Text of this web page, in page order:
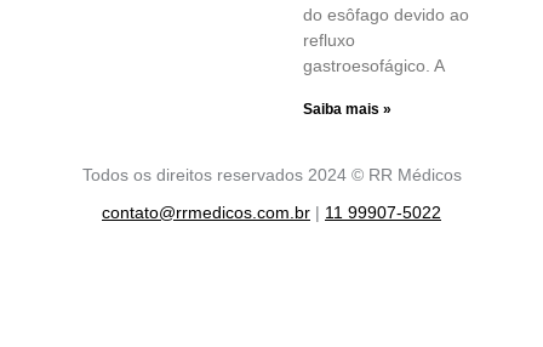
do esôfago devido ao
refluxo
gastroesofágico. A
Saiba mais »
Todos os direitos reservados 2024 © RR Médicos
contato@rrmedicos.com.br | 11 99907-5022